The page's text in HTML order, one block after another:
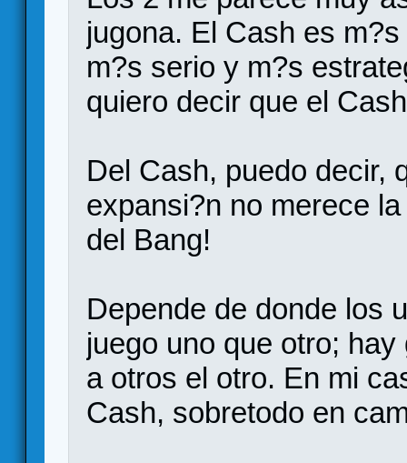
jugona. El Cash es
m?s serio y m?s
quiero decir que el
Del Cash, puedo decir,
expansi?n no merece
del Bang!
Depende de donde los
juego uno que otro;
a otros el otro. En mi
Cash, sobretodo en